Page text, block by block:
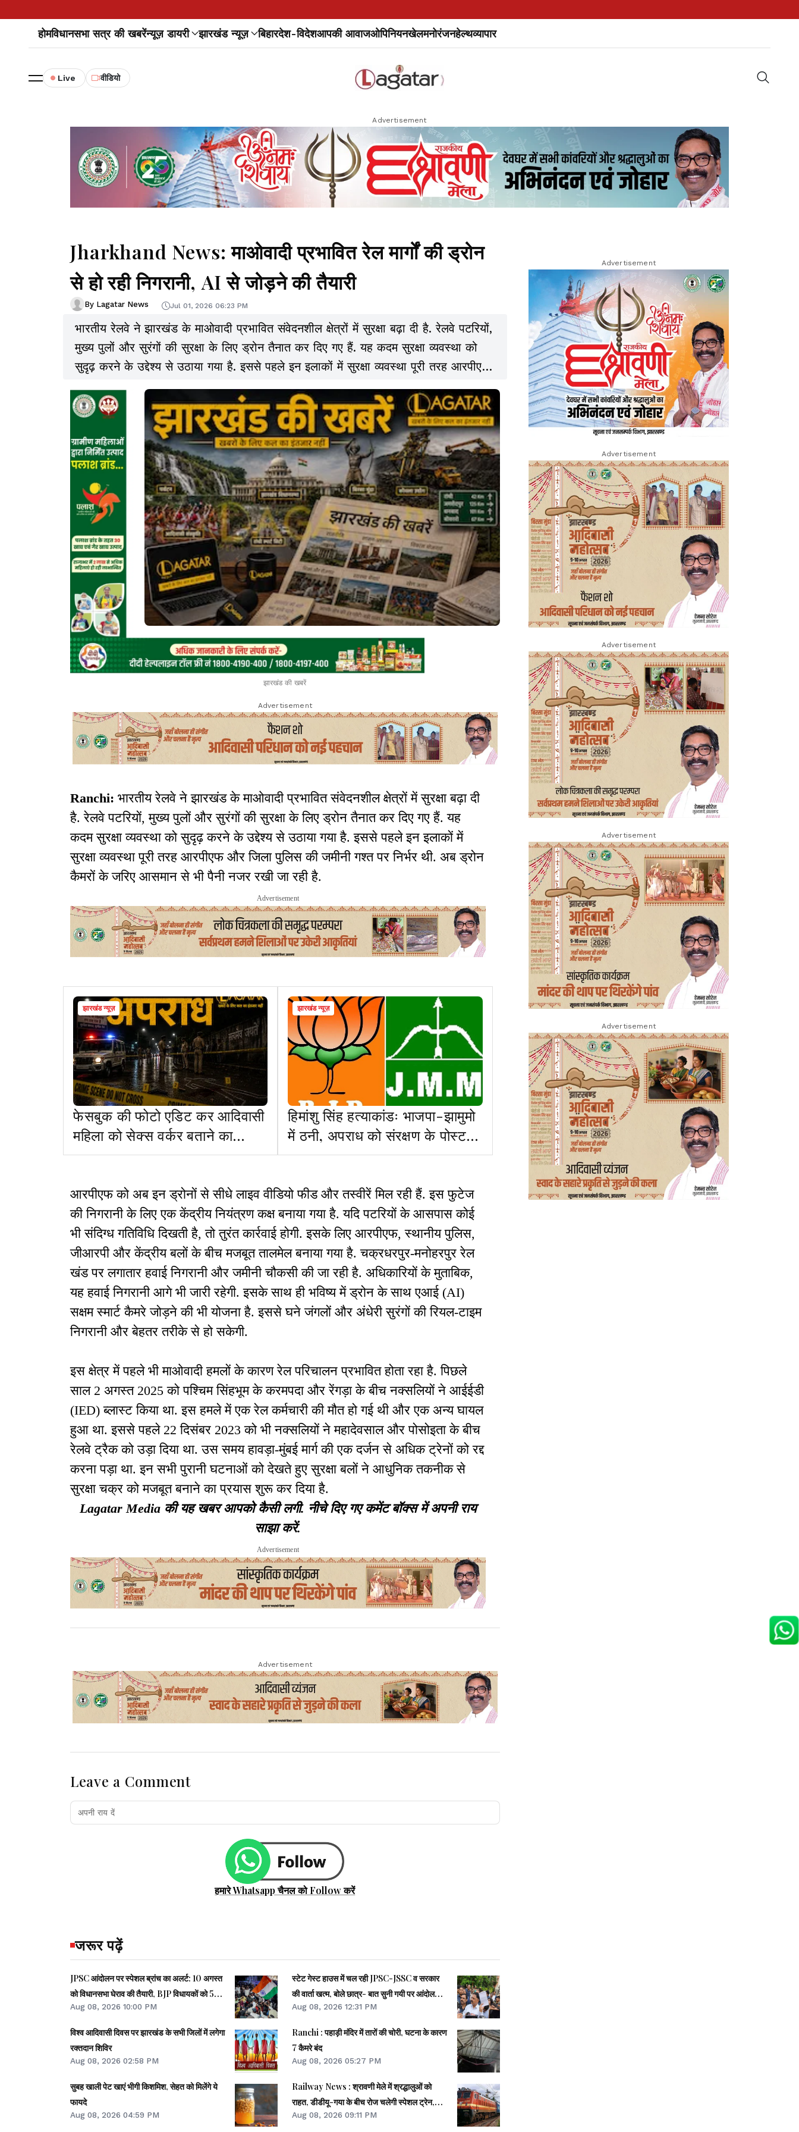
होमविधानसभा सत्र की खबरेंन्यूज़ डायरी झारखंड न्यूज़ बिहारदेश-विदेशआपकी आवाजओपिनियनखेलमनोरंजनहेल्थव्यापार
Live वीडियो
Advertisement
Jharkhand News: माओवादी प्रभावित रेल मार्गों की ड्रोन
से हो रही निगरानी, AI से जोड़ने की तैयारी
By Lagatar News Jul 01, 2026 06:23 PM
भारतीय रेलवे ने झारखंड के माओवादी प्रभावित संवेदनशील क्षेत्रों में सुरक्षा बढ़ा दी है. रेलवे पटरियों,
मुख्य पुलों और सुरंगों की सुरक्षा के लिए ड्रोन तैनात कर दिए गए हैं. यह कदम सुरक्षा व्यवस्था को
सुदृढ़ करने के उद्देश्य से उठाया गया है. इससे पहले इन इलाकों में सुरक्षा व्यवस्था पूरी तरह आरपीएफ
और जिला पुलिस की जमीनी गश्त पर निर्भर थी. अब ड्रोन कैमरों के जरिए आसमान से भी पैनी नजर
रखी जा रही है.
झारखंड की खबरें
Advertisement
Ranchi: भारतीय रेलवे ने झारखंड के माओवादी प्रभावित संवेदनशील क्षेत्रों में सुरक्षा बढ़ा दी
है. रेलवे पटरियों, मुख्य पुलों और सुरंगों की सुरक्षा के लिए ड्रोन तैनात कर दिए गए हैं. यह
कदम सुरक्षा व्यवस्था को सुदृढ़ करने के उद्देश्य से उठाया गया है. इससे पहले इन इलाकों में
सुरक्षा व्यवस्था पूरी तरह आरपीएफ और जिला पुलिस की जमीनी गश्त पर निर्भर थी. अब ड्रोन
कैमरों के जरिए आसमान से भी पैनी नजर रखी जा रही है.
Advertisement
झारखंड न्यूज़
फेसबुक की फोटो एडिट कर आदिवासी
महिला को सेक्स वर्कर बताने का
आरोप, मामला दर्ज
झारखंड न्यूज़
हिमांशु सिंह हत्याकांडः भाजपा-झामुमो
में ठनी, अपराध को संरक्षण के पोस्ट
पर JMM ने पूछा- नीरज सिंह जैसे
आरपीएफ को अब इन ड्रोनों से सीधे लाइव वीडियो फीड और तस्वीरें मिल रही हैं. इस फुटेज
की निगरानी के लिए एक केंद्रीय नियंत्रण कक्ष बनाया गया है. यदि पटरियों के आसपास कोई
भी संदिग्ध गतिविधि दिखती है, तो तुरंत कार्रवाई होगी. इसके लिए आरपीएफ, स्थानीय पुलिस,
जीआरपी और केंद्रीय बलों के बीच मजबूत तालमेल बनाया गया है. चक्रधरपुर-मनोहरपुर रेल
खंड पर लगातार हवाई निगरानी और जमीनी चौकसी की जा रही है. अधिकारियों के मुताबिक,
यह हवाई निगरानी आगे भी जारी रहेगी. इसके साथ ही भविष्य में ड्रोन के साथ एआई (AI)
सक्षम स्मार्ट कैमरे जोड़ने की भी योजना है. इससे घने जंगलों और अंधेरी सुरंगों की रियल-टाइम
निगरानी और बेहतर तरीके से हो सकेगी.
इस क्षेत्र में पहले भी माओवादी हमलों के कारण रेल परिचालन प्रभावित होता रहा है. पिछले
साल 2 अगस्त 2025 को पश्चिम सिंहभूम के करमपदा और रेंगड़ा के बीच नक्सलियों ने आईईडी
(IED) ब्लास्ट किया था. इस हमले में एक रेल कर्मचारी की मौत हो गई थी और एक अन्य घायल
हुआ था. इससे पहले 22 दिसंबर 2023 को भी नक्सलियों ने महादेवसाल और पोसोइता के बीच
रेलवे ट्रैक को उड़ा दिया था. उस समय हावड़ा-मुंबई मार्ग की एक दर्जन से अधिक ट्रेनों को रद्द
करना पड़ा था. इन सभी पुरानी घटनाओं को देखते हुए सुरक्षा बलों ने आधुनिक तकनीक से
सुरक्षा चक्र को मजबूत बनाने का प्रयास शुरू कर दिया है.
Lagatar Media की यह खबर आपको कैसी लगी. नीचे दिए गए कमेंट बॉक्स में अपनी राय
साझा करें.
Advertisement
Advertisement
Leave a Comment
हमारे Whatsapp चैनल को Follow करें
जरूर पढ़ें
JPSC आंदोलन पर स्पेशल ब्रांच का अलर्ट: 10 अगस्त
को विधानसभा घेराव की तैयारी, BJP विधायकों को 50-
50 हजार लोग जुटाने का टास्क
Aug 08, 2026 10:00 PM
विश्व आदिवासी दिवस पर झारखंड के सभी जिलों में लगेगा
रक्तदान शिविर
Aug 08, 2026 02:58 PM
सुबह खाली पेट खाएं भीगी किशमिश, सेहत को मिलेंगे ये
फायदे
Aug 08, 2026 04:59 PM
स्टेट गेस्ट हाउस में चल रही JPSC-JSSC व सरकार
की वार्ता खत्म, बोले छात्र- बात सुनी गयी पर आंदोलन
जारी
Aug 08, 2026 12:31 PM
Ranchi : पहाड़ी मंदिर में तारों की चोरी, घटना के कारण
7 कैमरे बंद
Aug 08, 2026 05:27 PM
Railway News : श्रावणी मेले में श्रद्धालुओं को
राहत, डीडीयू-गया के बीच रोज चलेगी स्पेशल ट्रेन,
जसीडीह तक कनेक्टिविटी
Aug 08, 2026 09:11 PM
Advertisement
Advertisement
Advertisement
Advertisement
Advertisement